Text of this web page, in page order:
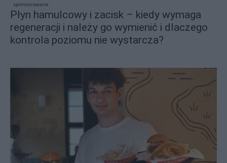
sponsorowane
Płyn hamulcowy i zacisk – kiedy wymaga
regeneracji i należy go wymienić i dlaczego
kontrola poziomu nie wystarcza?